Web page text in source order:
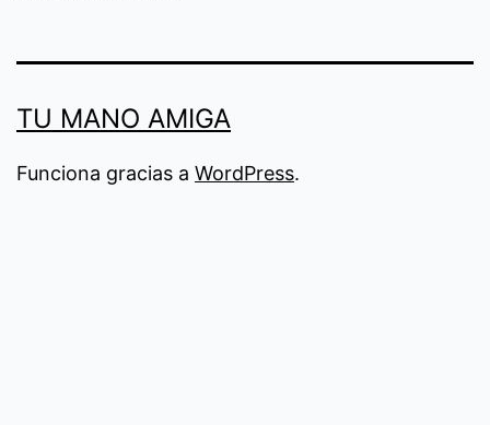
TU MANO AMIGA
Funciona gracias a WordPress.